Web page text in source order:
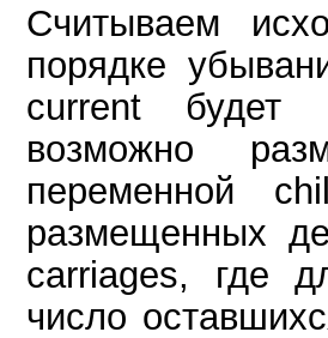
Считываем
порядке
current будет
возможно
переменной
размещенных
carriages, где
число